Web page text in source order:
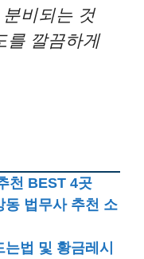
비되는 것
를 깔끔하게
천 BEST 4곳
동 법무사 추천 소
법 및 황금레시